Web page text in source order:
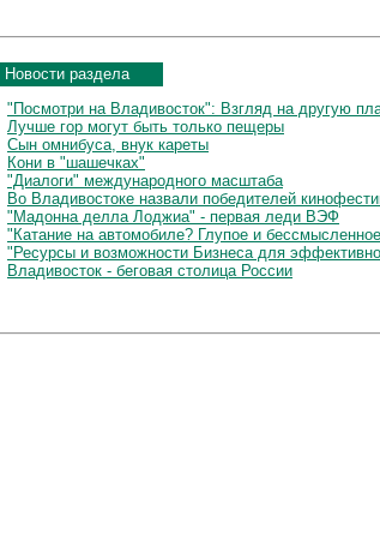
Новости раздела
"Посмотри на Владивосток": Взгляд на другую
Лучше гор могут быть только пещеры
Сын омнибуса, внук кареты
Кони в "шашечках"
"Диалоги" международного масштаба
Во Владивостоке назвали победителей
"Мадонна делла Лоджиа" - первая леди ВЭФ
"Катание на автомобиле? Глупое и
"Ресурсы и возможности Бизнеса для
Владивосток - беговая столица России